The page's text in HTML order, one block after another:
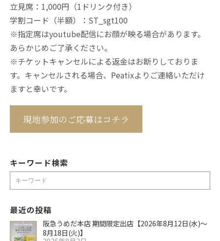
立見席：1,000円（1ドリンク付き）
学割コード（半額）：ST_sgt100
※指定席はyoutube配信にお顔が映る場合があります。
あらかじめご了承ください。
※チケットキャンセルによる返金はお断りしておりま
す。キャンセルされる場合、Peatixよりご連絡いただけ
ますと幸いです。
現地参加のご応募はコチラ
キーワード検索
検
索
最近の投稿
阪急うめだ本店 期間限定出店【2026年8月12日(水)～
8月18日(火)】